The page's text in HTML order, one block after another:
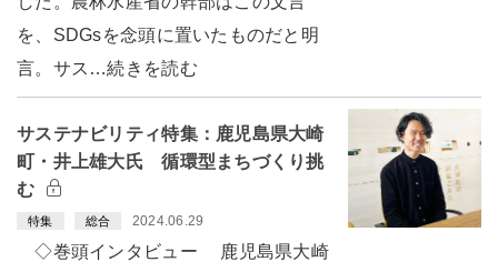
を、SDGsを念頭に置いたものだと明
言。サス…続きを読む
サステナビリティ特集：鹿児島県大崎
町・井上雄大氏 循環型まちづくり挑
む
特集 総合 2024.06.29
◇巻頭インタビュー 鹿児島県大崎